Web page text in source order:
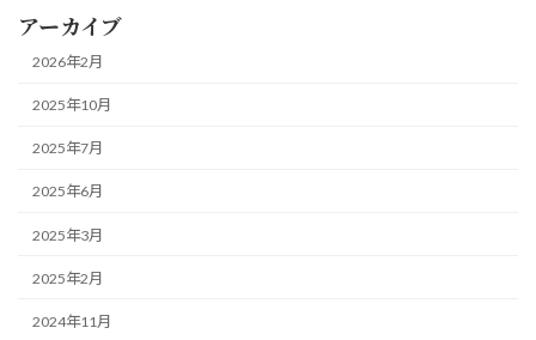
アーカイブ
2026年2月
2025年10月
2025年7月
2025年6月
2025年3月
2025年2月
2024年11月